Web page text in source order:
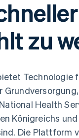
als
Geldmanagement
Plattformen
SaaS
KI-Unternehmen
Creator Economy
Gaming
Freizeit
Versicherungen
Marktplatz auf
Grundlagen der
Abonnementverwaltung
So setzen Sie
nutzungsbasierte
Karten ausgeben: So
geht´s
Bereitstellung und
Verwaltung von
Diensten mit Agenten
Produkt-Roadmap
Stripe Sessions
Karriere
Newsroom
Stripe Press
Kontakt
Sales-Team
kontaktieren
Partner werden
zu
Technologie
Health
Königreichs
Die Plattform